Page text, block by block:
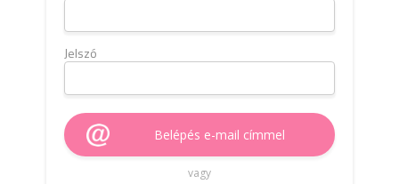
Jelszó
Belépés e-mail címmel
vagy